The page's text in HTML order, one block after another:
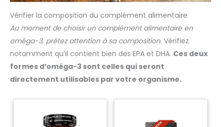
Vérifier la composition du complément alimentaire
Au moment de choisir un complément alimentaire en
oméga-3, prêtez attention à sa composition. Vérifiez
notamment qu’il contient bien des EPA et DHA. Ces deux
formes d’oméga-3 sont celles qui seront
directement utilisables par votre organisme.